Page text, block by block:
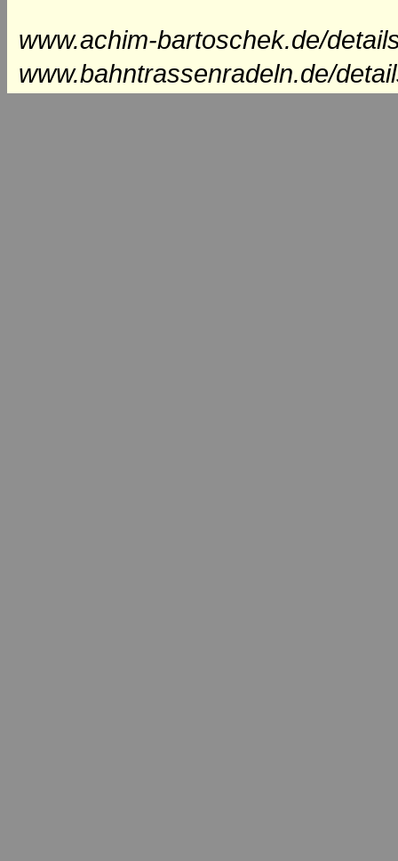
www.achim-bartoschek.de/
www.bahntrassenradeln.de/